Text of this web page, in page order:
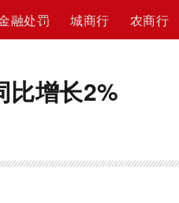
融处罚 城商行 农商行
比增长2%